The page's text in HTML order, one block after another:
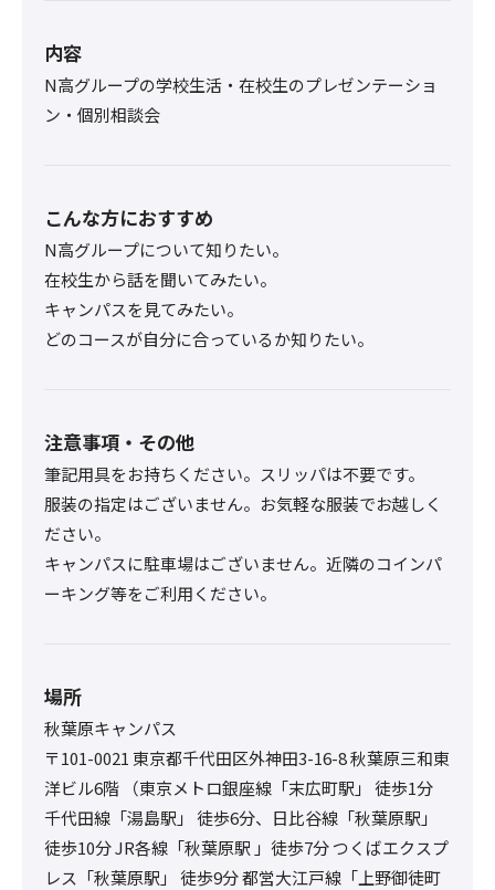
内容
N高グループの学校生活・在校生のプレゼンテーショ
ン・個別相談会
こんな方におすすめ
N高グループについて知りたい。
在校生から話を聞いてみたい。
キャンパスを見てみたい。
どのコースが自分に合っているか知りたい。
注意事項・その他
筆記用具をお持ちください。スリッパは不要です。
服装の指定はございません。お気軽な服装でお越しく
ださい。
キャンパスに駐車場はございません。近隣のコインパ
ーキング等をご利用ください。
場所
秋葉原キャンパス
〒101-0021 東京都千代田区外神田3-16-8 秋葉原三和東
洋ビル6階 （東京メトロ銀座線「末広町駅」 徒歩1分
千代田線「湯島駅」 徒歩6分、日比谷線「秋葉原駅」
徒歩10分 JR各線「秋葉原駅 」徒歩7分 つくばエクスプ
レス「秋葉原駅」 徒歩9分 都営大江戸線「上野御徒町